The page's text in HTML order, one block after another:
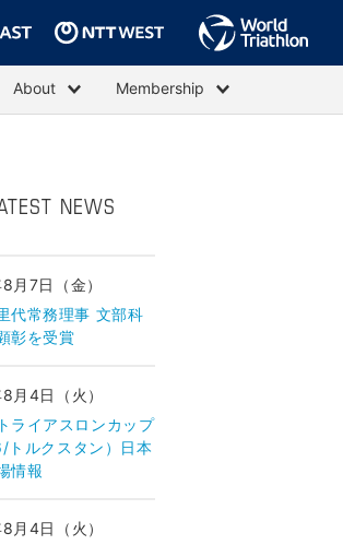
About Membership
NEWS
月7日（金）
代常務理事 文部科
彰を受賞
月4日（火）
ライアスロンカップ
トルクスタン）日本
情報
月4日（火）